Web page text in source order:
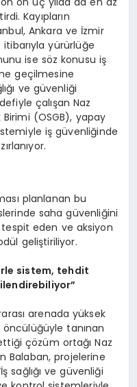
Kayıpların
Ankara ve İzmir
itibarıyla yürürlüğe
ise söz konusu iş
geçilmesine
ve güvenliği
çalışan Naz
Birimi (OSGB), yapay
iş güvenliğinde
planlanan bu
saha güvenliğini
tespit eden ve aksiyon
geliştiriliyor.
sistem, tehdit
arenada yüksek
tanınan
çözüm ortağı Naz
Balaban, projelerine
sağlığı ve güvenliği